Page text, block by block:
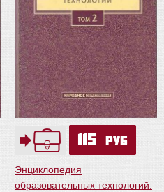
115 руб
Энциклопедия
образовательных технологий.